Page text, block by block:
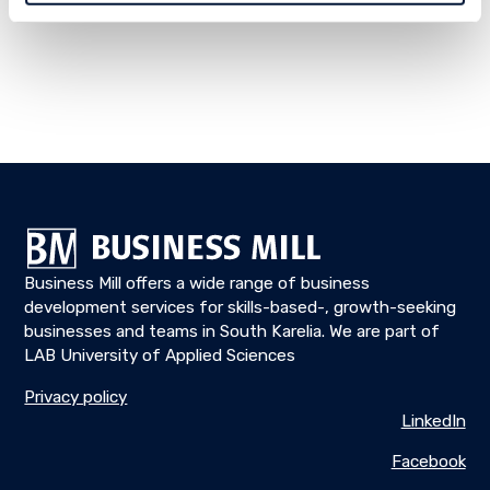
Business Mill offers a wide range of business
development services for skills-based-, growth-seeking
businesses and teams in South Karelia. We are part of
LAB University of Applied Sciences
Privacy policy
LinkedIn
Facebook